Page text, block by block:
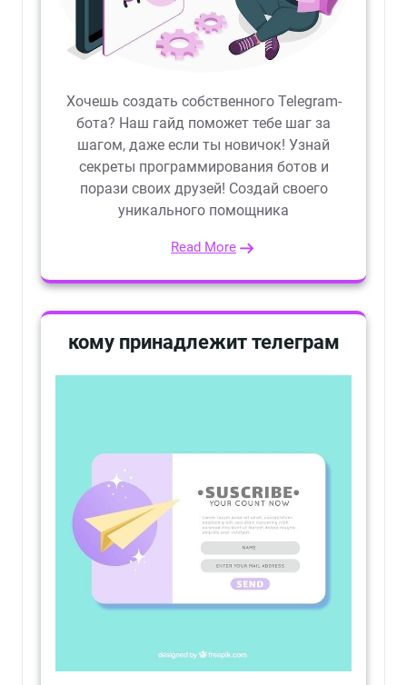
Хочешь создать собственного Telegram-
бота? Наш гайд поможет тебе шаг за
шагом, даже если ты новичок! Узнай
секреты программирования ботов и
порази своих друзей! Создай своего
уникального помощника
Read More
кому принадлежит телеграм